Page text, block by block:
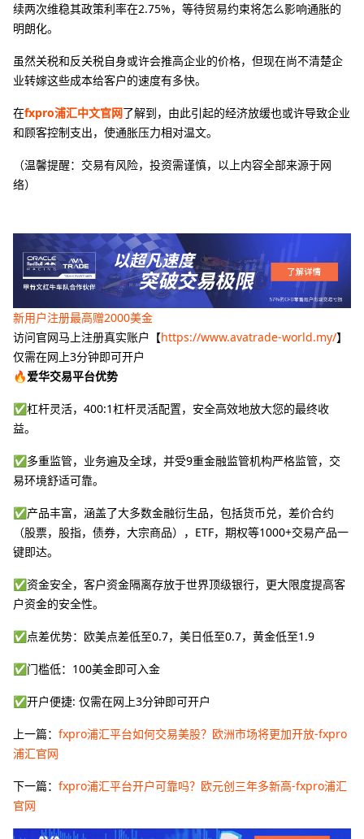
续两次维稳其政策利率在2.75%，等待贸易约束将怎么影响通胀的
明朗化。
虽然关税和反关税自身或许会推高企业的价格，但现在尚不清楚企
业转嫁这些成本给客户的速度有多快。
在fxpro浦汇中文官网了解到，由此引起的经济放缓也或许导致企业
和顾客控制支出，使通胀压力相对温文。
（温馨提醒：交易有风险，投资需谨慎，以上内容全部来源于网
络）
新用户注册最高赠2000美金
访问官网马上注册真实账户【https://www.avatrade-world.my/】
仅需在网上3分钟即可开户
🔥爱华交易平台优势
✅杠杆灵活，400:1杠杆灵活配置，安全高效地放大您的最终收
益。
✅多重监管，业务遍及全球，并受9重金融监管机构严格监管，交
易环境舒适可靠。
✅产品丰富，涵盖了大多数金融衍生品，包括货币兑，差价合约
（股票，股指，债券，大宗商品），ETF，期权等1000+交易产品一
键即达。
✅资金安全，客户资金隔离存放于世界顶级银行，更大限度提高客
户资金的安全性。
✅点差优势：欧美点差低至0.7，美日低至0.7，黄金低至1.9
✅门槛低：100美金即可入金
✅开户便捷: 仅需在网上3分钟即可开户
上一篇： fxpro浦汇平台如何交易美股？欧洲市场将更加开放-fxpro
浦汇官网
下一篇： fxpro浦汇平台开户可靠吗？欧元创三年多新高-fxpro浦汇
官网